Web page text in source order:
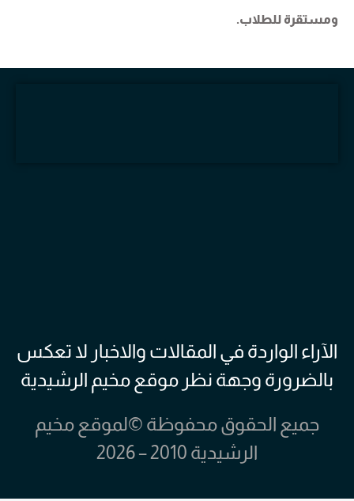
ومستقرة للطلاب.
الآراء الواردة في المقالات والاخبار لا تعكس
بالضرورة وجهة نظر موقع مخيم الرشيدية
جميع الحقوق محفوظة ©لموقع مخيم
الرشيدية 2010 – 2026